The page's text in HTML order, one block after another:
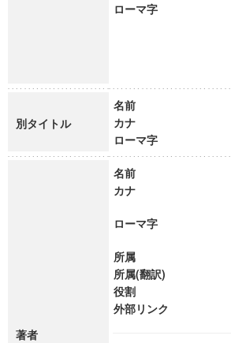
ローマ字
別タイトル
名前
カナ
ローマ字
著者
名前
カナ
ローマ字
所属
所属(翻訳)
役割
外部リンク